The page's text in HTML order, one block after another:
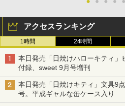
アクセスランキング
1時間 24時間
本日発売「日焼けハローキティ」
付録、sweet 9月号増刊
本日発売「日焼けキティ」文具9
号。平成ギャルな缶ケース入り